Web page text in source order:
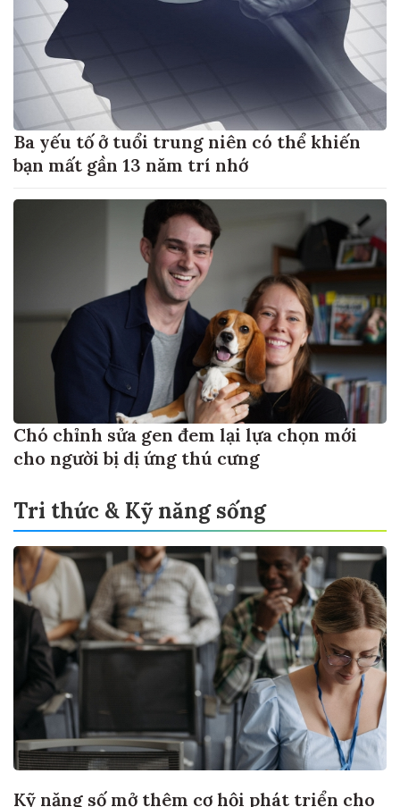
Ba yếu tố ở tuổi trung niên có thể khiến
bạn mất gần 13 năm trí nhớ
Chó chỉnh sửa gen đem lại lựa chọn mới
cho người bị dị ứng thú cưng
Tri thức & Kỹ năng sống
Kỹ năng số mở thêm cơ hội phát triển cho